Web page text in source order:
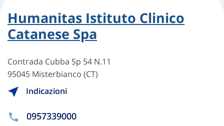
Humanitas Istituto Clinico
Catanese Spa
Contrada Cubba Sp 54 N.11
95045 Misterbianco (CT)
Indicazioni
0957339000